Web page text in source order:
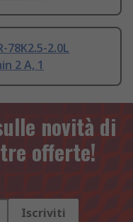
78K2.5-2.0L
2 A, 1
novità di
offerte!
Iscriviti